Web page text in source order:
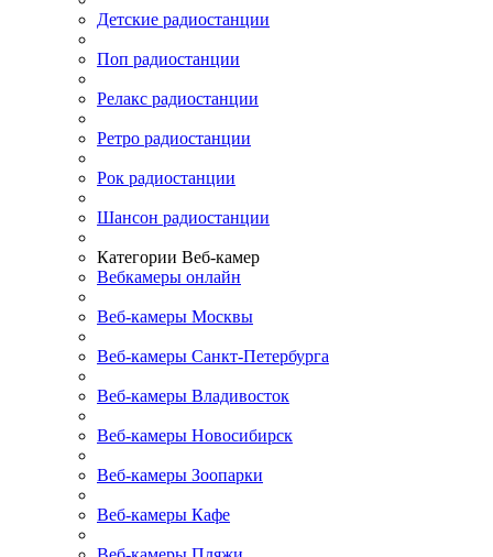
Детские радиостанции
Поп радиостанции
Релакс радиостанции
Ретро радиостанции
Рок радиостанции
Шансон радиостанции
Категории Веб-камер
Вебкамеры онлайн
Веб-камеры Москвы
Веб-камеры Санкт-Петербурга
Веб-камеры Владивосток
Веб-камеры Новосибирск
Веб-камеры Зоопарки
Веб-камеры Кафе